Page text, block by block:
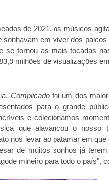
de 2021, os músicos
em viver dos
se tornou as mais tocadas
milhões de visualizações
Complicadofoi um dos
para o grande
e colecionamos
que alavancou o nosso
nos levar ao patamar em
de muitos sonhos já
mineiro para todo o país",